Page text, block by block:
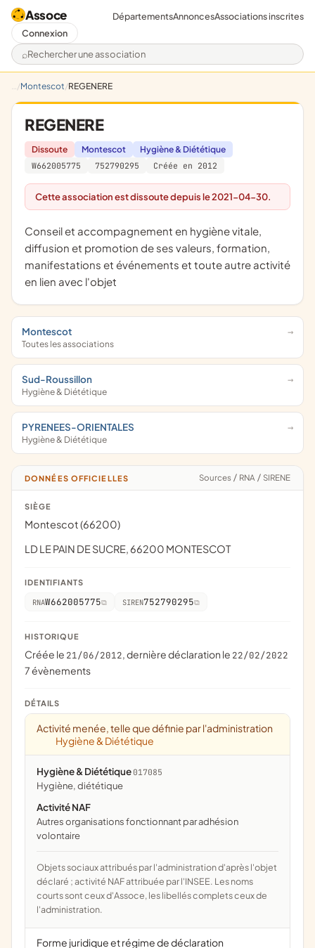
Assoce
Rechercher une association
DépartementsAnnoncesAssociations inscrites
Connexion
Montescot REGENERE
REGENERE
Dissoute Montescot
Hygiène & Diététique
W662005775
752790295 Créée en 2012
Cette association est dissoute depuis le 2021-04-30.
conseil et accompagnement en hygiène vitale,
diffusion et promotion de ses valeurs, formation,
manifestations et événements et toute autre activité
en lien avec l'objet
Montescot
Toutes les associations
Sud-Roussillon
Hygiène & Diététique
PYRENEES-ORIENTALES
Hygiène & Diététique
DONNÉES OFFICIELLES Sources / RNA / SIRENE
SIÈGE
Montescot (66200)
LD LE PAIN DE SUCRE, 66200 MONTESCOT
IDENTIFIANTS
RNAW662005775 SIREN752790295
HISTORIQUE
Créée le 21/06/2012, dernière déclaration le 22/02/2022
7 évènements
DÉTAILS
Activité menée, telle que définie par l'administration
Hygiène & Diététique
Hygiène & Diététique 017085
hygiène, diététique
Activité NAF
Autres organisations fonctionnant par adhésion
volontaire
Objets sociaux attribués par l'administration d'après l'objet
déclaré ; activité NAF attribuée par l'INSEE. Les noms
courts sont ceux d'Assoce, les libellés complets ceux de
l'administration.
Forme juridique et régime de déclaration